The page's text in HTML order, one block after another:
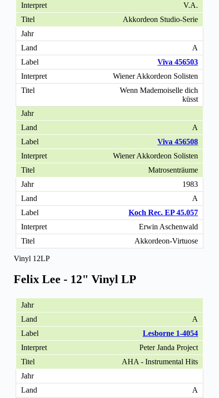
V.A.
Akkordeon Studio-Serie
A
Viva 456503
Wiener Akkordeon Solisten
Wenn Mademoiselle dich
küsst
A
Viva 456508
Wiener Akkordeon Solisten
Matrosenträume
1983
A
Koch Rec. EP 45.057
Erwin Aschenwald
Akkordeon-Virtuose
Vinyl 12LP
Felix Lee - 12" Vinyl LP
A
Lesborne 1-4054
Peter Janda Project
AHA - Instrumental Hits
A